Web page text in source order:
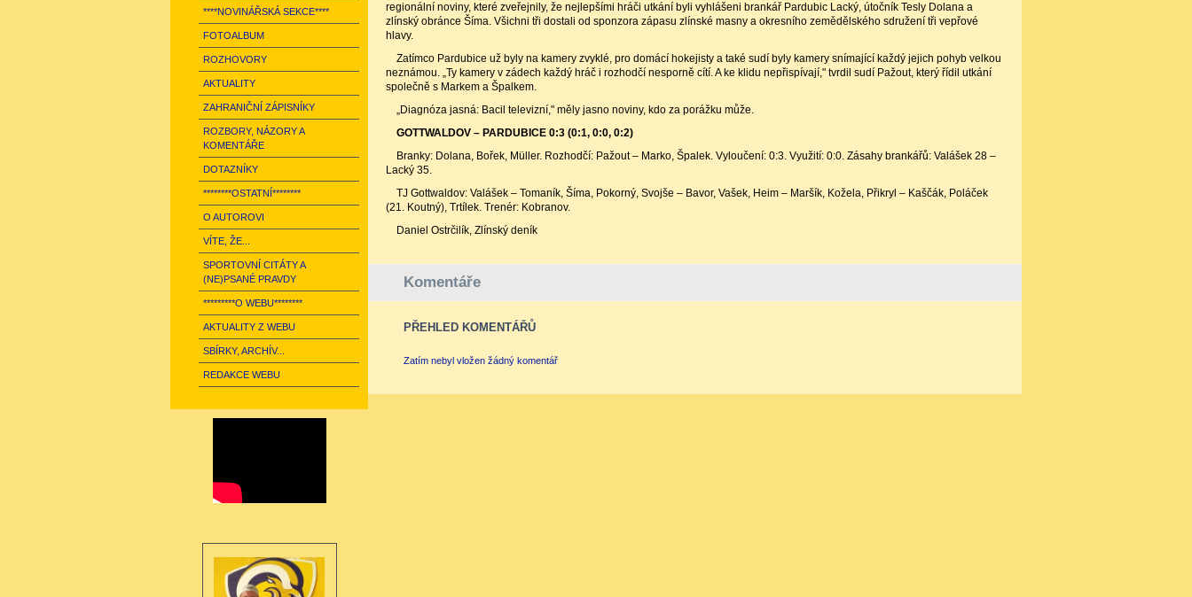
****NOVINÁŘSKÁ SEKCE****
FOTOALBUM
ROZHOVORY
AKTUALITY
ZAHRANIČNÍ ZÁPISNÍKY
ROZBORY, NÁZORY A
KOMENTÁŘE
DOTAZNÍKY
********OSTATNÍ********
O AUTOROVI
VÍTE, ŽE...
SPORTOVNÍ CITÁTY A
(NE)PSANÉ PRAVDY
*********O WEBU********
AKTUALITY Z WEBU
SBÍRKY, ARCHÍV...
REDAKCE WEBU
regionální noviny, které zveřejnily, že nejlepšími hráči utkání byli vyhlášeni brankář Pardubic Lacký, útočník Tesly Dolana a
zlínský obránce Šíma. Všichni tři dostali od sponzora zápasu zlínské masny a okresního zemědělského sdružení tři vepřové
hlavy.
Zatímco Pardubice už byly na kamery zvyklé, pro domácí hokejisty a také sudí byly kamery snímající každý jejich pohyb velkou
neznámou. „Ty kamery v zádech každý hráč i rozhodčí nesporně cítí. A ke klidu nepřispívají," tvrdil sudí Pažout, který řídil utkání
společně s Markem a Špalkem.
„Diagnóza jasná: Bacil televizní," měly jasno noviny, kdo za porážku může.
GOTTWALDOV – PARDUBICE 0:3 (0:1, 0:0, 0:2)
Branky: Dolana, Bořek, Müller. Rozhodčí: Pažout – Marko, Špalek. Vyloučení: 0:3. Využití: 0:0. Zásahy brankářů: Valášek 28 –
Lacký 35.
TJ Gottwaldov: Valášek – Tomaník, Šíma, Pokorný, Svojše – Bavor, Vašek, Heim – Maršík, Kožela, Přikryl – Kaščák, Poláček
(21. Koutný), Trtílek. Trenér: Kobranov.
Daniel Ostrčilík, Zlínský deník
Komentáře
PŘEHLED KOMENTÁŘŮ
Zatím nebyl vložen žádný komentář